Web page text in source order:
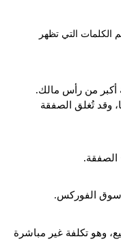
الكلمات التي تظهر
أكبر من رأس مالك.
وقد تُغلق الصفقة
الصفقة.
وهو تكلفة غير مباشرة